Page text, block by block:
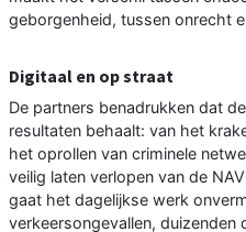
geborgenheid, tussen onrecht
Digitaal en op straat
De partners benadrukken dat
resultaten behaalt: van het
het oprollen van criminele
veilig laten verlopen van de
gaat het dagelijkse werk
verkeersongevallen, duizenden